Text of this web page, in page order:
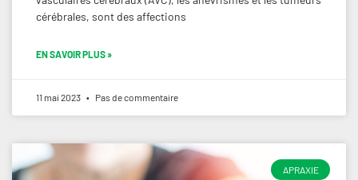
cérébrales, sont des affections
EN SAVOIR PLUS »
11 mai 2023 Pas de commentaire
APRAXIE